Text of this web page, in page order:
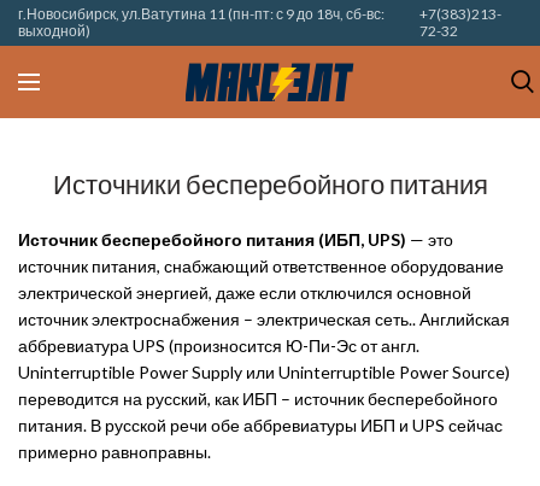
г.Новосибирск, ул.Ватутина 11 (пн-пт: с 9 до 18ч, сб-вс:
выходной)
+7(383)213-
72-32
Источники бесперебойного питания
Источник бесперебойного питания (ИБП, UPS) — это
источник питания, снабжающий ответственное оборудование
электрической энергией, даже если отключился основной
источник электроснабжения – электрическая сеть..Английская
аббревиатура UPS (произносится Ю-Пи-Эс от англ.
Uninterruptible Power Supply или Uninterruptible Power Source)
переводится на русский, как ИБП – источник бесперебойного
питания. В русской речи обе аббревиатуры ИБП и UPS сейчас
примерно равноправны.